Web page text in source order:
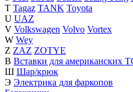
T Tagaz TANK Toyota
U UAZ
V Volkswagen Volvo Vortex
W Wey
Z ZAZ ZOTYE
В Вставки для американских
Ш Шар/крюк
Э Электрика для фаркопов